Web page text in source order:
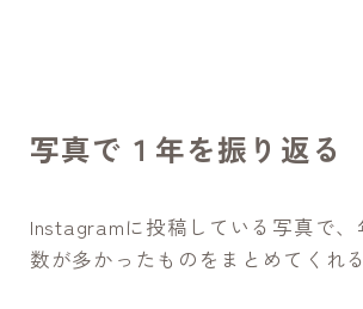
写真で１年を振り返る
Instagramに投稿している写真で、
数が多かったものをまとめてくれ